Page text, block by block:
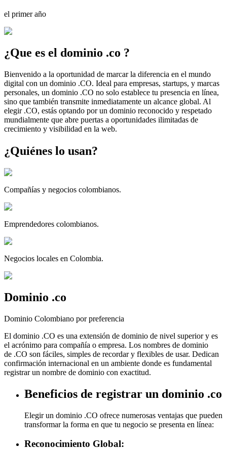
el primer año
¿Que es el dominio .co ?
Bienvenido a la oportunidad de marcar la diferencia en el mundo
digital con un dominio .CO. Ideal para empresas, startups, y marcas
personales, un dominio .CO no solo establece tu presencia en línea,
sino que también transmite inmediatamente un alcance global. Al
elegir .CO, estás optando por un dominio reconocido y respetado
mundialmente que abre puertas a oportunidades ilimitadas de
crecimiento y visibilidad en la web.
¿Quiénes lo usan?
Compañías y negocios colombianos.
Emprendedores colombianos.
Negocios locales en Colombia.
Dominio .co
Dominio Colombiano por preferencia
El dominio .CO es una extensión de dominio de nivel superior y es
el acrónimo para compañía o empresa. Los nombres de dominio
de .CO son fáciles, simples de recordar y flexibles de usar. Dedican
confirmación internacional en un ambiente donde es fundamental
registrar un nombre de dominio con exactitud.
Beneficios de registrar un dominio .co
Elegir un dominio .CO ofrece numerosas ventajas que pueden
transformar la forma en que tu negocio se presenta en línea:
Reconocimiento Global: